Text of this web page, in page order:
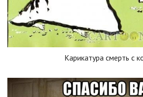
Карикатура смерть с